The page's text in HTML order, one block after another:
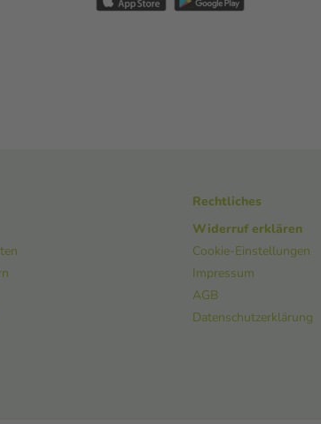
Rechtliches
Widerruf erklären
Cookie-Einstellungen
Impressum
AGB
Datenschutzerklärung